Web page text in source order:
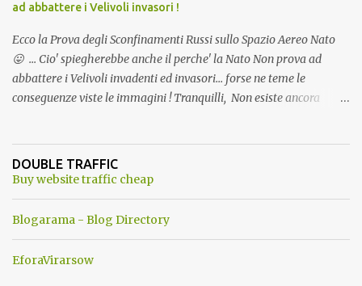
ad abbattere i Velivoli invasori !
Ecco la Prova degli Sconfinamenti Russi sullo Spazio Aereo Nato
😛 ... Cio' spiegherebbe anche il perche' la Nato Non prova ad
abbattere i Velivoli invadenti ed invasori... forse ne teme le
conseguenze viste le immagini ! Tranquilli, Non esiste ancora
ancora una fantasia Nato o forse una "False Flag", per provocare
una guerra mondiale che difficilmente da menti sane, potrebbe
DOUBLE TRAFFIC
Buy website traffic cheap
Blogarama - Blog Directory
EforaVirarsow